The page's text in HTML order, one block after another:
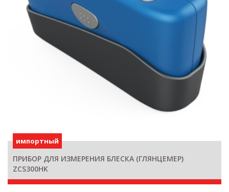
импортный
ПРИБОР ДЛЯ ИЗМЕРЕНИЯ БЛЕСКА (ГЛЯНЦЕМЕР)
ZCS300HK